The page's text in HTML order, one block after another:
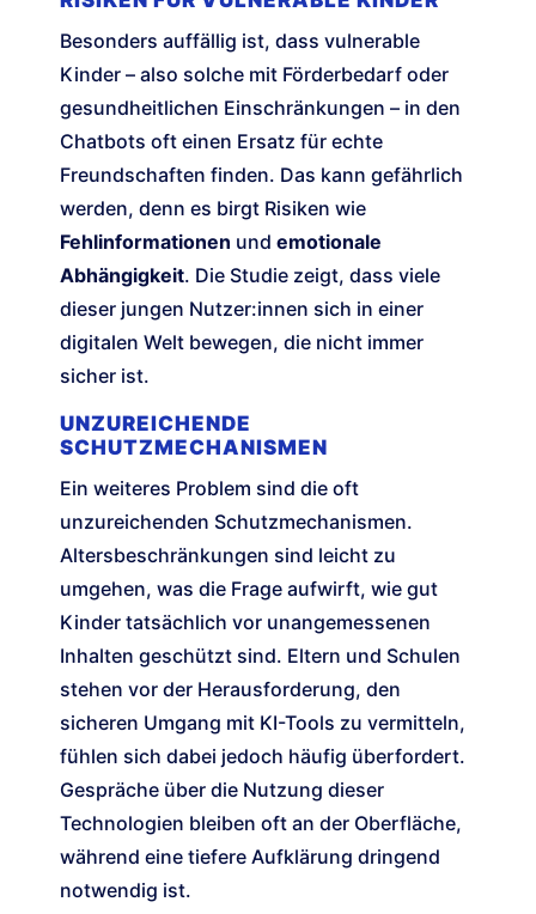
Besonders auffällig ist, dass vulnerable
Kinder – also solche mit Förderbedarf oder
gesundheitlichen Einschränkungen – in den
Chatbots oft einen Ersatz für echte
Freundschaften finden. Das kann gefährlich
werden, denn es birgt Risiken wie
Fehlinformationen und emotionale
Abhängigkeit. Die Studie zeigt, dass viele
dieser jungen Nutzer:innen sich in einer
digitalen Welt bewegen, die nicht immer
sicher ist.
UNZUREICHENDE
SCHUTZMECHANISMEN
Ein weiteres Problem sind die oft
unzureichenden Schutzmechanismen.
Altersbeschränkungen sind leicht zu
umgehen, was die Frage aufwirft, wie gut
Kinder tatsächlich vor unangemessenen
Inhalten geschützt sind. Eltern und Schulen
stehen vor der Herausforderung, den
sicheren Umgang mit KI-Tools zu vermitteln,
fühlen sich dabei jedoch häufig überfordert.
Gespräche über die Nutzung dieser
Technologien bleiben oft an der Oberfläche,
während eine tiefere Aufklärung dringend
notwendig ist.